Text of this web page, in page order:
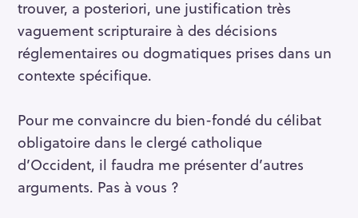
trouver, a posteriori, une justification très
vaguement scripturaire à des décisions
réglementaires ou dogmatiques prises dans un
contexte spécifique.
Pour me convaincre du bien-fondé du célibat
obligatoire dans le clergé catholique
d’Occident, il faudra me présenter d’autres
arguments. Pas à vous ?